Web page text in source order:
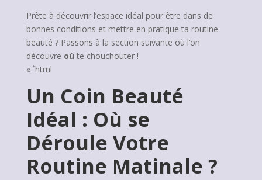
Prête à découvrir l’espace idéal pour être dans de
bonnes conditions et mettre en pratique ta routine
beauté ? Passons à la section suivante où l’on
découvre où te chouchouter !
« `html
Un Coin Beauté
Idéal : Où se
Déroule Votre
Routine Matinale ?